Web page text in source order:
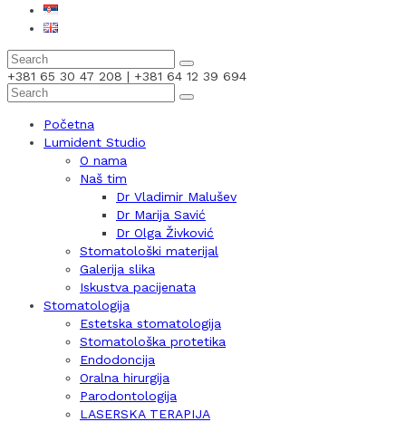
+381 65 30 47 208 | +381 64 12 39 694
Početna
Lumident Studio
O nama
Naš tim
Dr Vladimir Malušev
Dr Marija Savić
Dr Olga Živković
Stomatološki materijal
Galerija slika
Iskustva pacijenata
Stomatologija
Estetska stomatologija
Stomatološka protetika
Endodoncija
Oralna hirurgija
Parodontologija
LASERSKA TERAPIJA